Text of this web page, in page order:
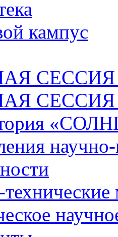
кампус
СЕССИЯ
научно-